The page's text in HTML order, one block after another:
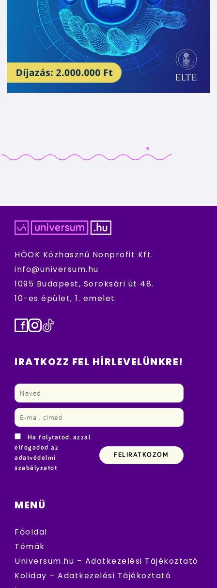
HÖOK Közhasznú Nonprofit Kft.
info@universum.hu
1095 Budapest, Soroksári út 48.
10-es épület, 1. emelet.
Facebook
Instagram
TikTok
IRATKOZZ FEL HÍRLEVELÜNKRE!
Ha folytatod, azzal
elfogadod az
adatvédelmi
szabályzatot
MENÜ
Főoldal
Témák
Universum.hu – Adatkezelési Tájékoztató
Koliday – Adatkezelési Tájékoztató